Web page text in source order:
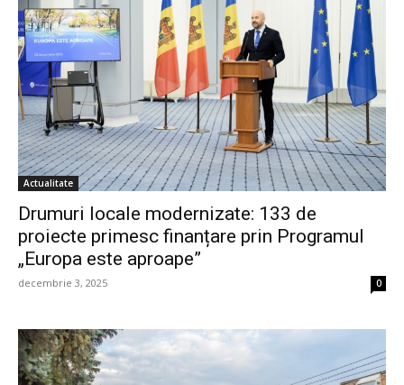
Actualitate
Drumuri locale modernizate: 133 de
proiecte primesc finanțare prin Programul
„Europa este aproape”
decembrie 3, 2025 0